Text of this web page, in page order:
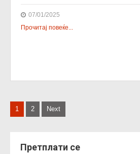
07/01/2025
Прочитај повеќе...
P
1 2 Next
Претплати се